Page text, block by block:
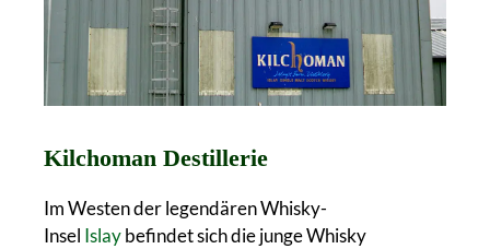
Kilchoman Destillerie
Im Westen der legendären Whisky-
Insel Islaybefindet sich die junge Whisky